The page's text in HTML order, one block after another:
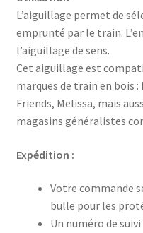
L’aiguillage permet de
emprunté par le train.
l’aiguillage de sens.
Cet aiguillage est
marques de train en bois
Friends, Melissa, mais
magasins généralistes
Expédition :
Votre commande
bulle pour les
Un numéro de